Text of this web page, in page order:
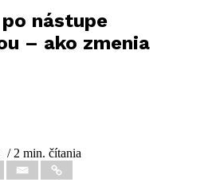
nástupe
– ako zmenia
/ 2 min. čítania